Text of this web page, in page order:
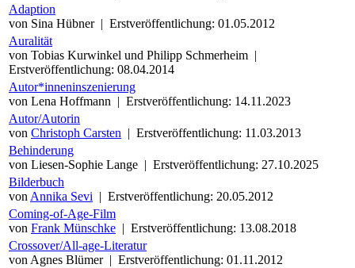
Adaption
von Sina Hübner| Erstveröffentlichung: 01.05.2012
Auralität
von Tobias Kurwinkel und Philipp Schmerheim |
Erstveröffentlichung: 08.04.2014
Autor*inneninszenierung
von Lena Hoffmann | Erstveröffentlichung: 14.11.2023
Autor/Autorin
von Christoph Carsten | Erstveröffentlichung: 11.03.2013
Behinderung
von Liesen-Sophie Lange | Erstveröffentlichung: 27.10.2025
Bilderbuch
von Annika Sevi | Erstveröffentlichung: 20.05.2012
Coming-of-Age-Film
von Frank Münschke | Erstveröffentlichung: 13.08.2018
Crossover/All-age-Literatur
von Agnes Blümer| Erstveröffentlichung: 01.11.2012